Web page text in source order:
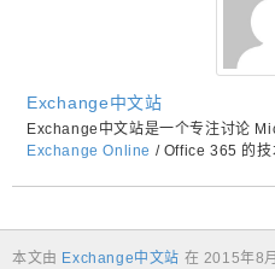
Exchange中文站
Exchange中文站是一个专注讨论
Exchange Online / Office 365 的技
本文由 Exchange中文站 在 2015年8